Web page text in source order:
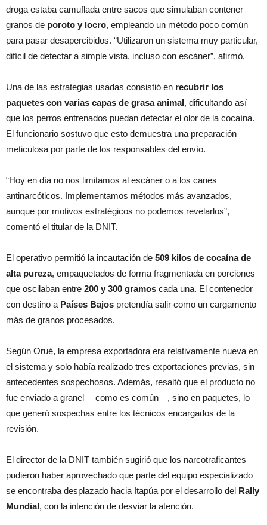
droga estaba camuflada entre sacos que simulaban contener
granos de poroto y locro, empleando un método poco común
para pasar desapercibidos. “Utilizaron un sistema muy particular,
difícil de detectar a simple vista, incluso con escáner”, afirmó.
Una de las estrategias usadas consistió en recubrir los
paquetes con varias capas de grasa animal, dificultando así
que los perros entrenados puedan detectar el olor de la cocaína.
El funcionario sostuvo que esto demuestra una preparación
meticulosa por parte de los responsables del envío.
“Hoy en día no nos limitamos al escáner o a los canes
antinarcóticos. Implementamos métodos más avanzados,
aunque por motivos estratégicos no podemos revelarlos”,
comentó el titular de la DNIT.
El operativo permitió la incautación de 509 kilos de cocaína de
alta pureza, empaquetados de forma fragmentada en porciones
que oscilaban entre 200 y 300 gramos cada una. El contenedor
con destino a Países Bajos pretendía salir como un cargamento
más de granos procesados.
Según Orué, la empresa exportadora era relativamente nueva en
el sistema y solo había realizado tres exportaciones previas, sin
antecedentes sospechosos. Además, resaltó que el producto no
fue enviado a granel —como es común—, sino en paquetes, lo
que generó sospechas entre los técnicos encargados de la
revisión.
El director de la DNIT también sugirió que los narcotraficantes
pudieron haber aprovechado que parte del equipo especializado
se encontraba desplazado hacia Itapúa por el desarrollo del Rally
Mundial, con la intención de desviar la atención.